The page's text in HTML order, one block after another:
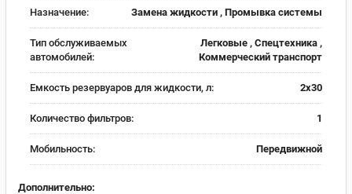
Назначение: Замена жидкости , Промывка системы
Тип обслуживаемых
автомобилей:
Легковые , Спецтехника ,
Коммерческий транспорт
Емкость резервуаров для жидкости, л: 2х30
Количество фильтров: 1
Мобильность: Передвижной
Дополнительно: